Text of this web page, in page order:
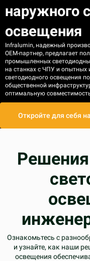
наружного
освещения
Infralumin, надежный
OEM-партнер, предлагает
промышленных
на станках с ЧПУ и
светодиодного освещения
общественной
оптимальную
Откройте для себя
Ознакомьтесь с
и узнайте, как наши
освещения